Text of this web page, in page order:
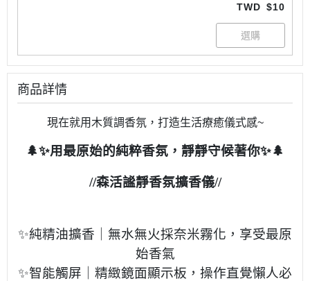
TWD $10
商品詳情
現在就用木質調香氛，打造生活療癒儀式感~
🌲✨用最原始的純粹香氛，靜靜守候著你✨🌲
//森活謐靜香氛擴香儀//
✨純精油擴香｜無水無火採奈米霧化，享受最原
始香氣
✨智能觸屏｜精緻鏡面顯示板，操作直覺懶人必